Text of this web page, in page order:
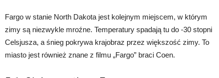
Fargo w stanie North Dakota jest kolejnym miejscem, w którym
zimy są niezwykle mroźne. Temperatury spadają tu do -30 stopni
Celsjusza, a śnieg pokrywa krajobraz przez większość zimy. To
miasto jest również znane z filmu „Fargo” braci Coen.